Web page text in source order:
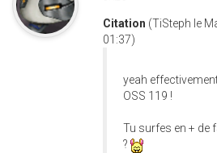
Citation (TiSteph le
01:37)
yeah
OSS 119 !
Tu surfes en + de
?